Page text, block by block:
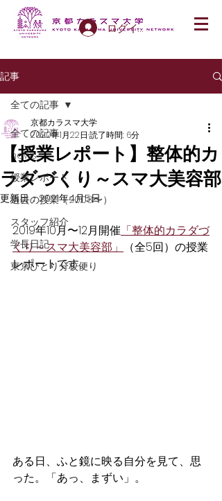
ログイン
記事
全ての記事
news
授業レポート
過去の授業（2008〜）
スタッフ紹介
学長日記
東京ひとり分校便り
全ての記事
【授業レポート】整体的カ
ラダづくり～スマ大美容部
京都カラスマ大学
2020年1月22日 読了時間: 6分
更新日：2021年4月5日
2019年10月〜12月開催 「整体的カラダづ
くり～スマ大美容部」
（全5回）の授業
レポートです。
ある日、ふと鏡に映る自分を見て、思
った。「あっ、まずい」。